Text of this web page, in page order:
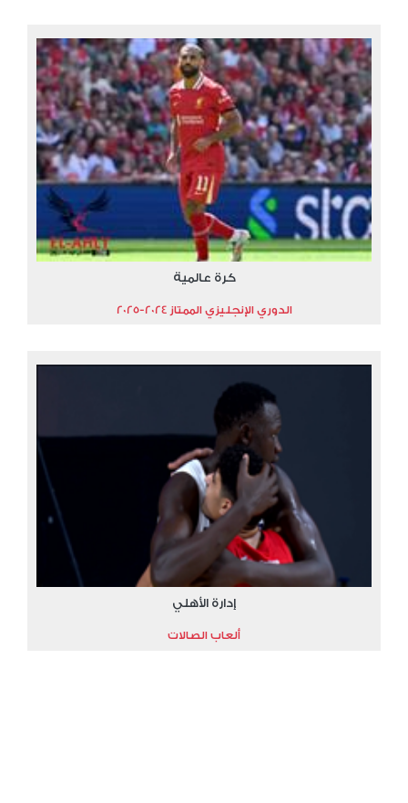
كرة عالمية
الدوري الإنجليزي الممتاز 2024-2025
إدارة الأهلي
ألعاب الصالات